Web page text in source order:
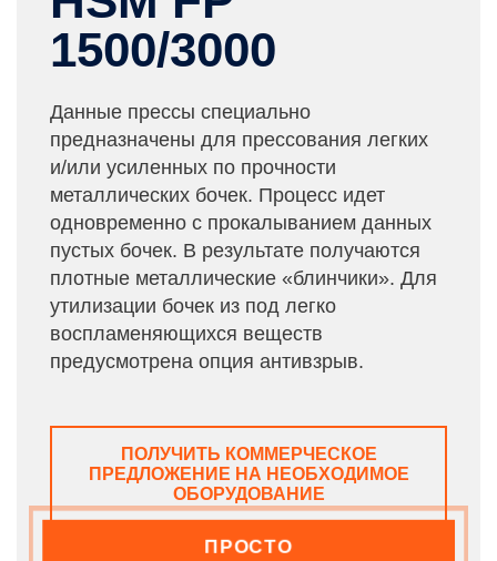
1500/3000
Данные прессы специально
предназначены для прессования легких
и/или усиленных по прочности
металлических бочек. Процесс идет
одновременно с прокалыванием данных
пустых бочек. В результате получаются
плотные металлические «блинчики». Для
утилизации бочек из под легко
воспламеняющихся веществ
предусмотрена опция антивзрыв.
ПОЛУЧИТЬ КОММЕРЧЕСКОЕ
ПРЕДЛОЖЕНИЕ НА НЕОБХОДИМОЕ
ОБОРУДОВАНИЕ
ПРОСТО